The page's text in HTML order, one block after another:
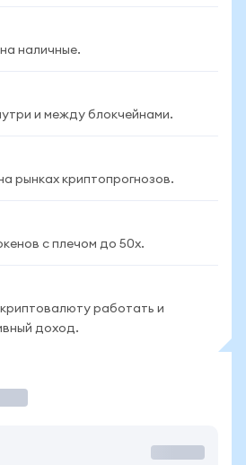
наличные.
и между блокчейнами.
на рынках криптопрогнозов.
с плечом до 50x.
работать и
доход.